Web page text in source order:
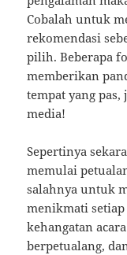
Cobalah untuk
rekomendasi
pilih. Beberapa
memberikan
tempat yang
media!
Sepertinya
memulai
salahnya untuk
menikmati
kehangatan
berpetualang,